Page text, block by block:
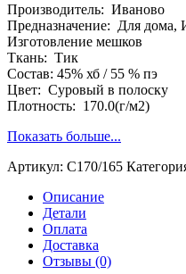
пл.
170
гр.
45%
хб
/
55
пэ
Производитель: Иваново
Предназначение: Для дома,
Изготовление мешков
Ткань: Тик
Состав: 45% хб / 55 % пэ
Цвет: Суровый в полоску
Плотность: 170.0(г/м2)
Показать больше...
Артикул: С170/165
Описание
Детали
Оплата
Доставка
Отзывы (0)